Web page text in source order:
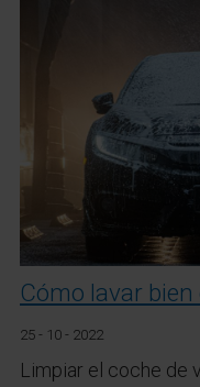
Cómo lavar bien
25 - 10 - 2022
Limpiar el coche de